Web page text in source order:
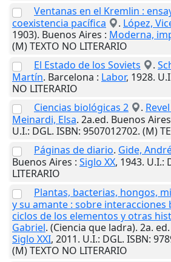
Ventanas en el Kremlin :
coexistencia pacífica
. López,
1903). Buenos Aires : Moderna,
(M) TEXTO NO LITERARIO
El Estado de los Soviets
.
Martín. Barcelona : Labor, 1928.
NO LITERARIO
Ciencias biológicas 2
.
Meinardi, Elsa. 2a.ed. Buenos Aires
U.I.: DGL. ISBN: 9507012702. (M)
Páginas de diario. Gide,
Buenos Aires : Siglo XX, 1943. U.I.:
LITERARIO
Plantas, bacterias, hongos,
y su amante : sobre interacciones
ciclos de los elementos y otras
Gabriel. (Ciencia que ladra). 2a. ed.
Siglo XXI, 2011. U.I.: DGL. ISBN:
(M) TEXTO NO LITERARIO